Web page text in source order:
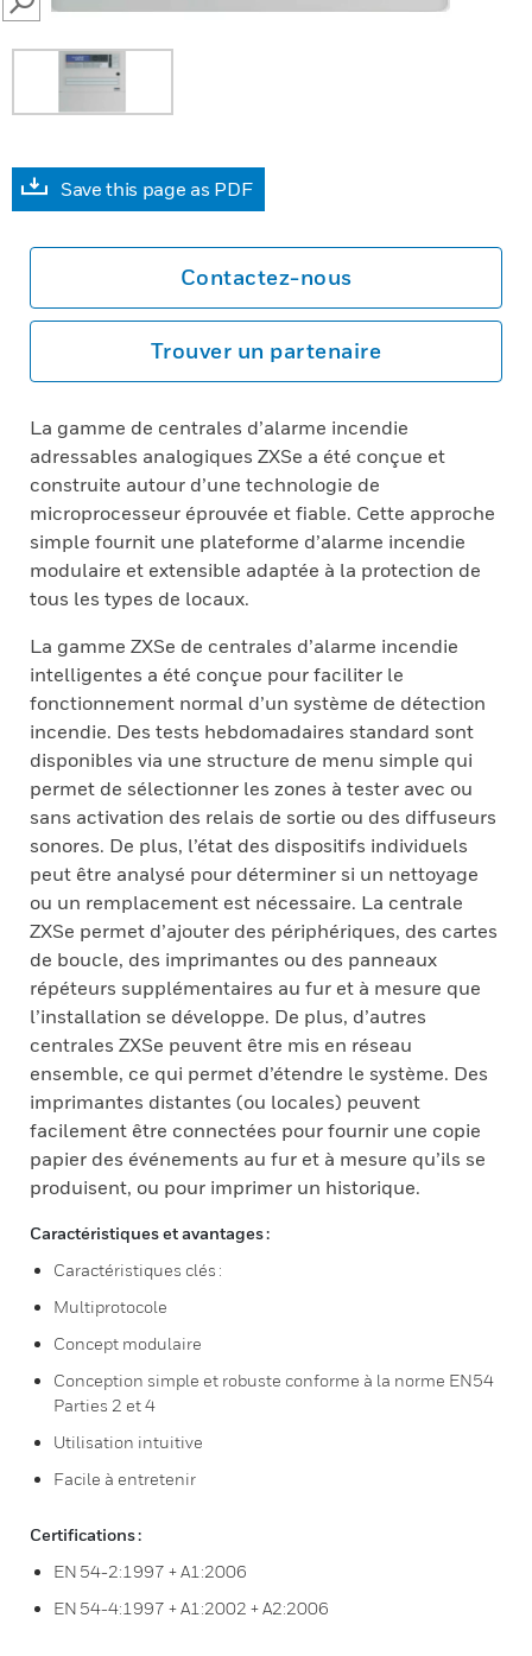
SEARCH
Save this page as PDF
Contactez-nous
Trouver un partenaire
La gamme de centrales d’alarme incendie
adressables analogiques ZXSe a été conçue et
construite autour d’une technologie de
microprocesseur éprouvée et fiable. Cette approche
simple fournit une plateforme d’alarme incendie
modulaire et extensible adaptée à la protection de
tous les types de locaux.
La gamme ZXSe de centrales d’alarme incendie
intelligentes a été conçue pour faciliter le
fonctionnement normal d’un système de détection
incendie. Des tests hebdomadaires standard sont
disponibles via une structure de menu simple qui
permet de sélectionner les zones à tester avec ou
sans activation des relais de sortie ou des diffuseurs
sonores. De plus, l’état des dispositifs individuels
peut être analysé pour déterminer si un nettoyage
ou un remplacement est nécessaire. La centrale
ZXSe permet d’ajouter des périphériques, des cartes
de boucle, des imprimantes ou des panneaux
répéteurs supplémentaires au fur et à mesure que
l’installation se développe. De plus, d’autres
centrales ZXSe peuvent être mis en réseau
ensemble, ce qui permet d’étendre le système. Des
imprimantes distantes (ou locales) peuvent
facilement être connectées pour fournir une copie
papier des événements au fur et à mesure qu’ils se
produisent, ou pour imprimer un historique.
Caractéristiques et avantages :
Caractéristiques clés :
Multiprotocole
Concept modulaire
Conception simple et robuste conforme à la norme EN54
Parties 2 et 4
Utilisation intuitive
Facile à entretenir
Certifications :
EN 54-2:1997 + A1:2006
EN 54-4:1997 + A1:2002 + A2:2006